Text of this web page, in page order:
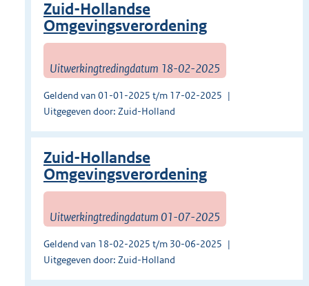
Zuid-Hollandse
Omgevingsverordening
Uitwerkingtredingdatum 18-02-2025
Geldend van 01-01-2025 t/m 17-02-2025
Uitgegeven door: Zuid-Holland
Zuid-Hollandse
Omgevingsverordening
Uitwerkingtredingdatum 01-07-2025
Geldend van 18-02-2025 t/m 30-06-2025
Uitgegeven door: Zuid-Holland